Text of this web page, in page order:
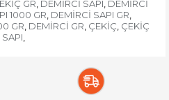
GR, DEMİRCİ SAPI, DEMİRCİ
1000 GR, DEMİRCİ SAPI GR,
GR, DEMİRCİ GR, ÇEKİÇ, ÇEKİÇ
SAPI,